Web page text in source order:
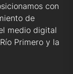
con
de
medio digital
Primero y la